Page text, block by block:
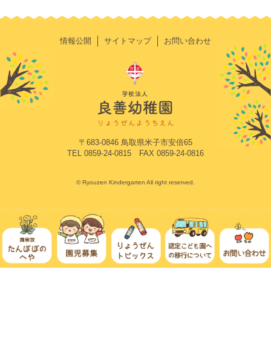
情報公開 サイトマップ お問い合わせ
〒683-0846 鳥取県米子市安倍65
TEL 0859-24-0815 FAX 0859-24-0816
© Ryouzen Kindergarten All right reserved.